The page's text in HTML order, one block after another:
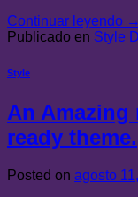
Continuar leyendo →
Publicado en Style
Style
An Amazing
ready theme.
Posted on agosto